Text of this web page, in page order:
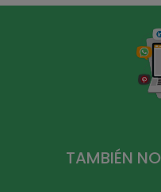
TAMBIÉN